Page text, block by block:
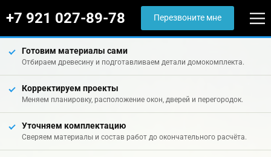
+7 921 027-89-78 Перезвоните мне
Готовим материалы сами
Отбираем древесину и подготавливаем детали домокомплекта.
Корректируем проекты
Меняем планировку, расположение окон, дверей и перегородок.
Уточняем комплектацию
Сверяем материалы и состав работ до окончательного расчёта.